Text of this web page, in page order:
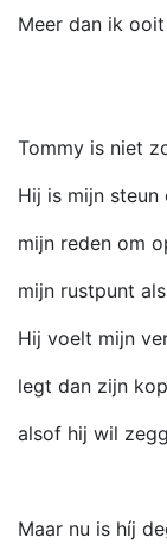
Meer dan ik
Tommy is niet
Hij is mijn
mijn reden om
mijn rustpunt
Hij voelt mijn
legt dan zijn
alsof hij wil
Maar nu is híj